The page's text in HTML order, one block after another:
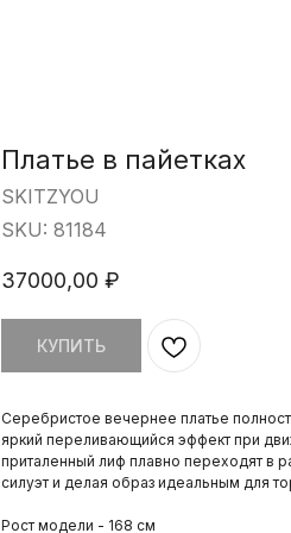
Платье в пайетках
SKITZYOU
SKU: 81184
37000,00 ₽
КУПИТЬ
Серебристое вечернее платье
яркий переливающийся эффект при
приталенный лиф плавно переходят в
силуэт и делая образ идеальным для
Рост модели - 168 см